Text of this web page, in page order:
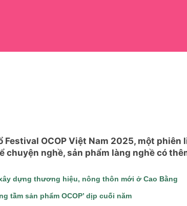
Festival OCOP Việt Nam 2025, một
chuyện nghề, sản phẩm làng nghề có
dựng thương hiệu, nông thôn mới ở Cao Bằng
tầm sản phẩm OCOP’ dịp cuối năm